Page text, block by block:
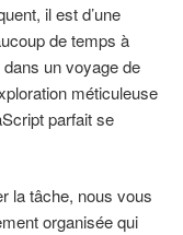
il est d’une
de temps à
un voyage de
méticuleuse
parfait se
la tâche, nous vous
organisée qui